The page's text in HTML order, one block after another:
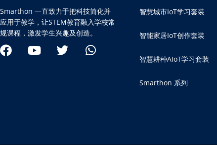
Smarthon 一直致力于把科技简化并
应用于教学，让STEM教育融入学校常
规课程，激发学生兴趣及创造。
智慧城市IoT学习套装
智能家居IoT创作套装
智慧耕种AIoT学习套装
Smarthon 系列